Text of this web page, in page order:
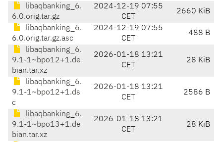
libaqbanking_6.
6.0.orig.tar.gz
2024-12-19 07:55
CET
2660 KiB
libaqbanking_6.
6.0.orig.tar.gz.asc
2024-12-19 07:55
CET
488 B
libaqbanking_6.
9.1-1~bpo12+1.de
bian.tar.xz
2026-01-18 13:21
CET
28 KiB
libaqbanking_6.
9.1-1~bpo12+1.ds
c
2026-01-18 13:21
CET
2586 B
libaqbanking_6.
9.1-1~bpo13+1.de
bian.tar.xz
2026-01-18 13:21
CET
28 KiB